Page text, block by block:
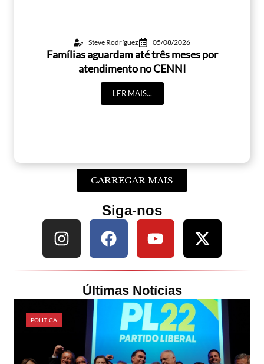
Steve Rodríguez 05/08/2026
Famílias aguardam até três meses por
atendimento no CENNI
LER MAIS...
CARREGAR MAIS
Siga-nos
Últimas Notícias
POLÍTICA